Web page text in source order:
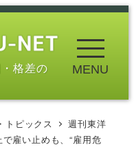
格差の MENU
トピックス
週刊東洋
雇い止めも、“雇用危